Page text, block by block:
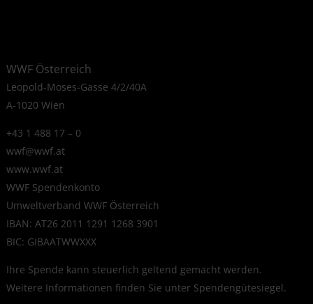
WWF Österreich
Leopold-Moses-Gasse 4/2/40A
A-1020 Wien
+43 1 488 17 – 0
wwf@wwf.at
www.wwf.at
WWF Spendenkonto
Umweltverband WWF Österreich
IBAN: AT26 2011 1291 1268 3901
BIC: GIBAATWWXXX
Ihre Spende kann steuerlich geltend gemacht werden.
Weitere Informationen finden Sie unter Spendengütesiegel.